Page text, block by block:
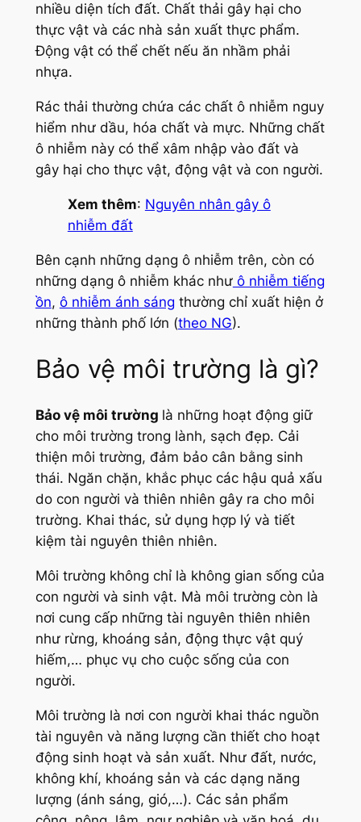
nhiều diện tích đất. Chất thải gây hại cho
thực vật và các nhà sản xuất thực phẩm.
Động vật có thể chết nếu ăn nhầm phải
nhựa.
Rác thải thường chứa các chất ô nhiễm nguy
hiểm như dầu, hóa chất và mực. Những chất
ô nhiễm này có thể xâm nhập vào đất và
gây hại cho thực vật, động vật và con người.
Xem thêm: Nguyên nhân gây ô
nhiễm đất
Bên cạnh những dạng ô nhiễm trên, còn có
những dạng ô nhiễm khác nhưô nhiễm tiếng
ồn, ô nhiễm ánh sáng thường chỉ xuất hiện ở
những thành phố lớn (theo NG).
Bảo vệ môi trường là gì?
Bảo vệ môi trường là những hoạt động giữ
cho môi trường trong lành, sạch đẹp. Cải
thiện môi trường, đảm bảo cân bằng sinh
thái. Ngăn chặn, khắc phục các hậu quả xấu
do con người và thiên nhiên gây ra cho môi
trường. Khai thác, sử dụng hợp lý và tiết
kiệm tài nguyên thiên nhiên.
Môi trường không chỉ là không gian sống của
con người và sinh vật. Mà môi trường còn là
nơi cung cấp những tài nguyên thiên nhiên
như rừng, khoáng sản, động thực vật quý
hiếm,… phục vụ cho cuộc sống của con
người.
Môi trường là nơi con người khai thác nguồn
tài nguyên và năng lượng cần thiết cho hoạt
động sinh hoạt và sản xuất. Như đất, nước,
không khí, khoáng sản và các dạng năng
lượng (ánh sáng, gió,…). Các sản phẩm